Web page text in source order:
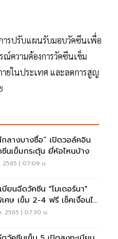
ารปรับแผนรับมอบวัคซีนเพื่อ
ณ์ความต้องการวัคซีนเข็ม
ยในประเทศ และลดการสูญ
ลางบางซื่อ” เปิดวอล์คอิน
นเข็มกระตุ้น ยี่ห้อไหนบ้าง
2565 | 07:09 น.
บียนฉีดวัคซีน "โมเดอร์นา"
ศษ เข็ม 2-4 ฟรี เช็คเงื่อนไข
2565 | 07:30 น.